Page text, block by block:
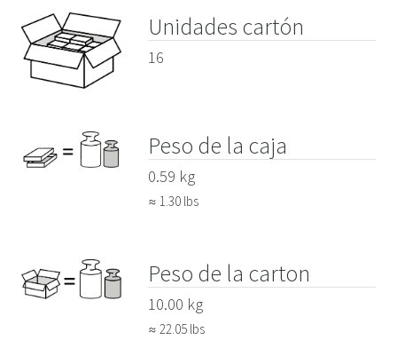
Unidades cartón
16
Peso de la caja
0.59 kg
≈ 1.30 lbs
Peso de la carton
10.00 kg
≈ 22.05 lbs